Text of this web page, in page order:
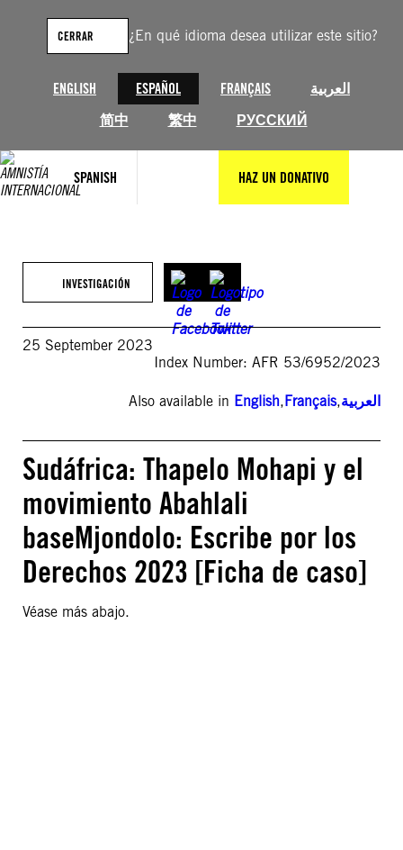
¿En qué idioma desea utilizar este sitio?
ENGLISH ESPAÑOL FRANÇAIS
العربية
简中
繁中 РУССКИЙ
CERRAR
SPANISH HAZ UN DONATIVO
contenido
INVESTIGACIÓN
25 September 2023
Index Number: AFR 53/6952/2023
Also available in English,Français,العربية
Sudáfrica: Thapelo Mohapi y el
movimiento Abahlali
baseMjondolo: Escribe por los
Derechos 2023 [Ficha de caso]
Véase más abajo.